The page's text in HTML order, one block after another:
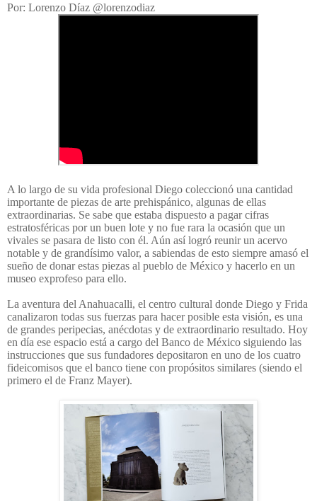
Por: Lorenzo Díaz @lorenzodiaz
A lo largo de su vida profesional Diego coleccionó una cantidad
importante de piezas de arte prehispánico, algunas de ellas
extraordinarias. Se sabe que estaba dispuesto a pagar cifras
estratosféricas por un buen lote y no fue rara la ocasión que un
vivales se pasara de listo con él. Aún así logró reunir un acervo
notable y de grandísimo valor, a sabiendas de esto siempre amasó el
sueño de donar estas piezas al pueblo de México y hacerlo en un
museo exprofeso para ello.
La aventura del Anahuacalli, el centro cultural donde Diego y Frida
canalizaron todas sus fuerzas para hacer posible esta visión, es una
de grandes peripecias, anécdotas y de extraordinario resultado. Hoy
en día ese espacio está a cargo del Banco de México siguiendo las
instrucciones que sus fundadores depositaron en uno de los cuatro
fideicomisos que el banco tiene con propósitos similares (siendo el
primero el de Franz Mayer).